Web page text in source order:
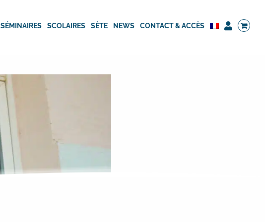
SÉMINAIRES SCOLAIRES SÈTE NEWS CONTACT & ACCÈS